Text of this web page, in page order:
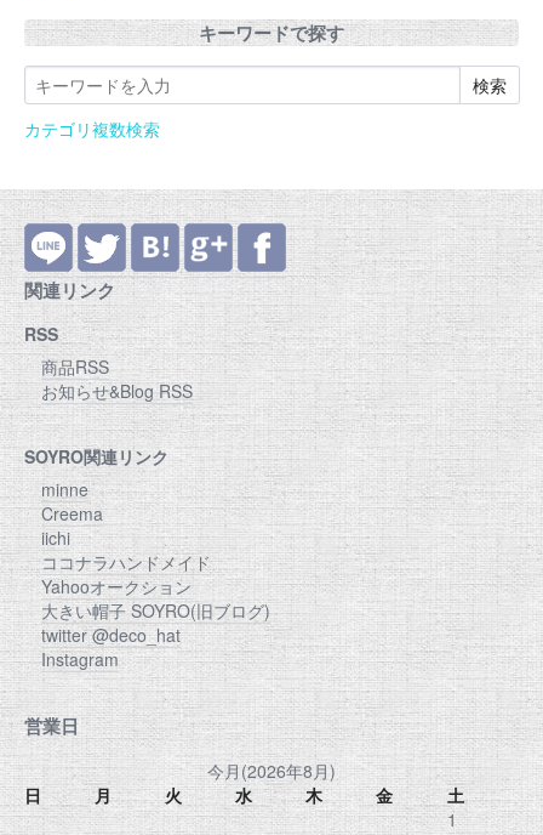
キーワードで探す
カテゴリ複数検索
関連リンク
RSS
商品RSS
お知らせ&Blog RSS
SOYRO関連リンク
minne
Creema
iichi
ココナラハンドメイド
Yahooオークション
大きい帽子 SOYRO(旧ブログ)
twitter @deco_hat
Instagram
営業日
今月(2026年8月)
日
月 火 水 木 金
土
1